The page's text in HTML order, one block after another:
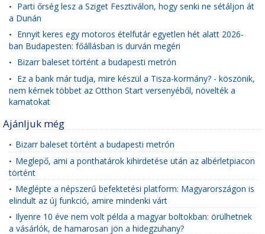
• Parti őrség lesz a Sziget Fesztiválon, hogy senki ne sétáljon át
a Dunán
• Ennyit keres egy motoros ételfutár egyetlen hét alatt 2026-
ban Budapesten: főállásban is durván megéri
• Bizarr baleset történt a budapesti metrón
• Ez a bank már tudja, mire készül a Tisza-kormány? - köszönik,
nem kérnek többet az Otthon Start versenyéből, növelték a
kamatokat
Ajánljuk még
• Bizarr baleset történt a budapesti metrón
• Meglepő, ami a ponthatárok kihirdetése után az albérletpiacon
történt
• Meglépte a népszerű befektetési platform: Magyarországon is
elindult az új funkció, amire mindenki várt
• Ilyenre 10 éve nem volt példa a magyar boltokban: örülhetnek
a vásárlók, de hamarosan jön a hidegzuhany?